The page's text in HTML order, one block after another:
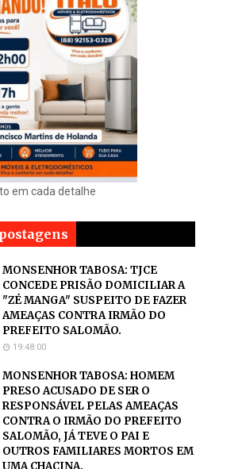
em cada detalhe
MONSENHOR TABOSA: TJCE
CONCEDE PRISÃO DOMICILIAR A
"ZÉ MANGA" SUSPEITO DE FAZER
AMEAÇAS CONTRA IRMÃO DO
PREFEITO SALOMÃO.
19:48:00
MONSENHOR TABOSA: HOMEM
PRESO ACUSADO DE SER O
RESPONSÁVEL PELAS AMEAÇAS
CONTRA O IRMÃO DO PREFEITO
SALOMÃO, JÁ TEVE O PAI E
OUTROS FAMILIARES MORTOS EM